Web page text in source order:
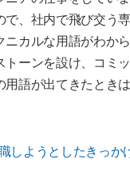
、社内で飛び交う
カルな用語がわか
ーンを設け、コミ
語が出てきたとき
ようとしたきっか